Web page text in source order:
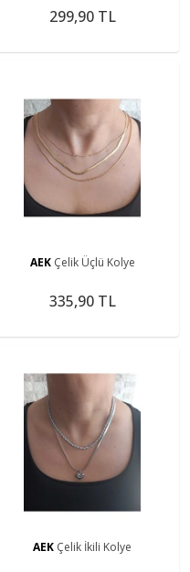
299,90 TL
AEK Çelik Üçlü Kolye
335,90 TL
AEK Çelik İkili Kolye